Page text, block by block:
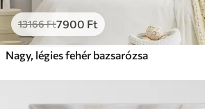
13166Ft7900 Ft
Nagy, légies fehér bazsarózsa